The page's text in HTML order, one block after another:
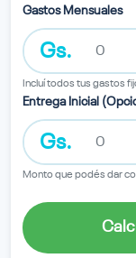
Gastos Mensuales
Gs.
Incluí todos tus gastos
Entrega Inicial
Gs.
Monto que podés dar